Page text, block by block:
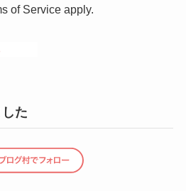
of Serviceapply.
た